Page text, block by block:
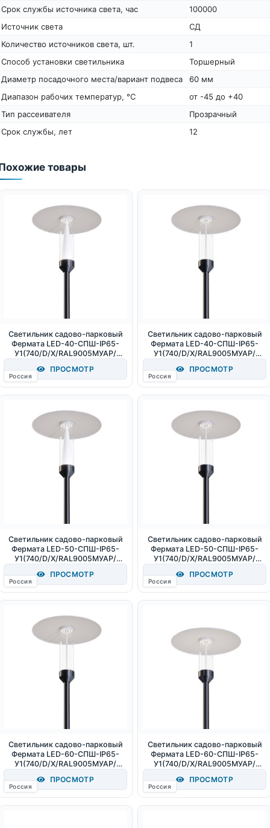
Срок службы источника света, час
100000
Источник света
СД
Количество источников света, шт.
1
Способ установки светильника
Торшерный
Диаметр посадочного места/вариант подвеса
60 мм
Диапазон рабочих температур, °С
от -45 до +40
Тип рассеивателя
Прозрачный
Срок службы, лет
12
товары
Светильник садово-парковый
Фермата LED-40-СПШ-IP65-
У1(740/D/X/RAL9005МУАР/
5300Лм 4000К IP65
ПРОСМОТР
Россия
Светильник садово-парковый
Фермата LED-40-СПШ-IP65-
У1(740/D/X/RAL9005МУАР/
4000К IP65
ПРОСМОТР
Россия
Светильник садово-парковый
Фермата LED-50-СПШ-IP65-
У1(740/D/X/RAL9005МУАР/
6100Лм 4000К IP65
ПРОСМОТР
Россия
Светильник садово-парковый
Фермата LED-50-СПШ-IP65-
У1(740/D/X/RAL9005МУАР/
4000К IP65
ПРОСМОТР
Россия
Светильник садово-парковый
Фермата LED-60-СПШ-IP65-
У1(740/D/X/RAL9005МУАР/
4000К IP65
ПРОСМОТР
Россия
Светильник садово-парковый
Фермата LED-60-СПШ-IP65-
У1(740/D/X/RAL9005МУАР/
4000К IP65
ПРОСМОТР
Россия